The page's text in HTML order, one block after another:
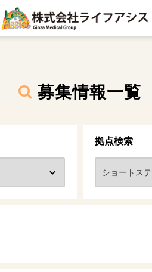
募集情報一覧
拠点検索